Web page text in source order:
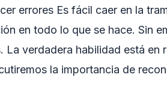
errores Es fácil caer en la
en todo lo que se hace. Sin
La verdadera habilidad está en
la importancia de